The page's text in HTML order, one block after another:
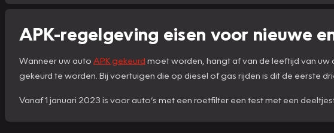
APK-regelgeving eisen voor nieuwe
Wanneer uw auto APK gekeurd moet worden, hangt af van de leeftijd van uw
gekeurd te worden. Bij voertuigen die op diesel of gas rijden is dit de eerste
Vanaf 1 januari 2023 is voor auto’s met een roetfilter een test met een